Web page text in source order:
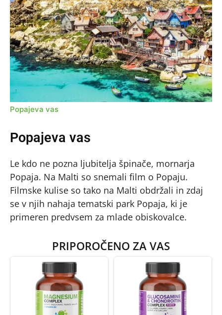
Popajeva vas
Popajeva vas
Le kdo ne pozna ljubitelja špinače, mornarja
Popaja. Na Malti so snemali film o Popaju.
Filmske kulise so tako na Malti obdržali in zdaj
se v njih nahaja tematski park Popaja, ki je
primeren predvsem za mlade obiskovalce.
PRIPOROČENO ZA VAS